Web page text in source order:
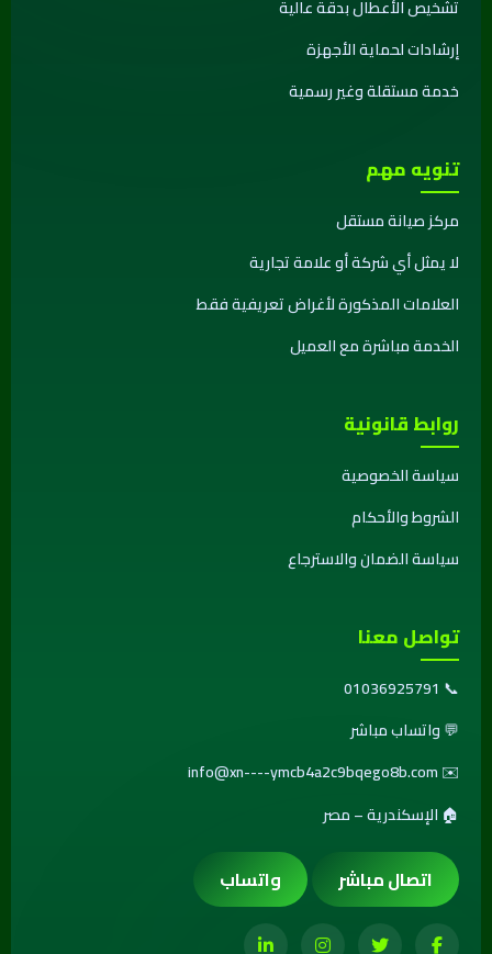
تشخيص الأعطال بدقة عالية
إرشادات لحماية الأجهزة
خدمة مستقلة وغير رسمية
تنويه مهم
مركز صيانة مستقل
لا يمثل أي شركة أو علامة تجارية
العلامات المذكورة لأغراض تعريفية فقط
الخدمة مباشرة مع العميل
روابط قانونية
سياسة الخصوصية
الشروط والأحكام
سياسة الضمان والاسترجاع
تواصل معنا
📞
01036925791
💬واتساب مباشر
✉️
info@xn----ymcb4a2c9bqego8b.com
🏠 الإسكندرية – مصر
اتصال مباشر واتساب